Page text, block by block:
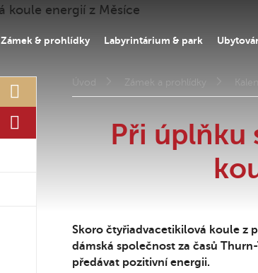
Zámek & prohlídky Labyrintárium & park
Úvod Zámek a prohlídky
Při úplňku
Skoro čtyřiadvacetikilová koule z
dámská společnost za časů
předávat pozitivní energii.